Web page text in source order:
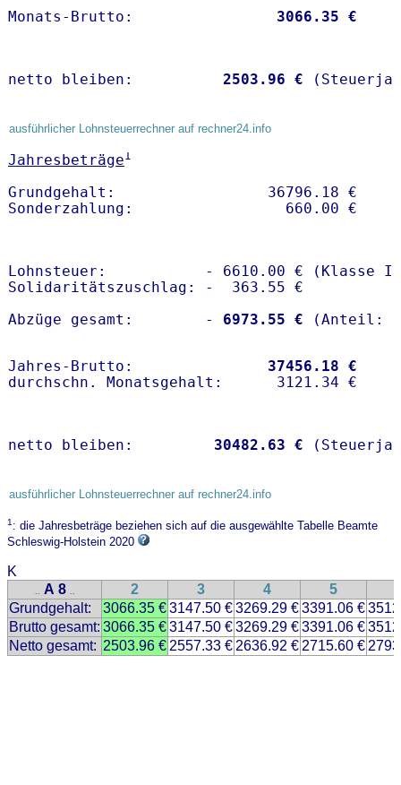
Monats-Brutto: 3066.35 €
netto bleiben: 2503.96 €
ausführlicher Lohnsteuerrechner auf rechner24.info
Jahresbeträge1
Grundgehalt:                 36796.18 €
Lohnsteuer:           - 6610.00 € (Klasse I)
Solidaritätszuschlag: -  363.55 €
Abzüge gesamt:        -
6973.55 €
Jahres-Brutto: 37456.18 €
netto bleiben: 30482.63 €
ausführlicher Lohnsteuerrechner auf rechner24.info
1: die Jahresbeträge beziehen sich auf die ausgewählte Tabelle Beamte
Schleswig-Holstein 2020
K
.. A 8 .. 2 3 4 5
Grundgehalt:
3066.35 €3147.50 €3269.29 €3391.06 €
Brutto gesamt: 3066.35 €3147.50 €3269.29 €3391.06 €
Netto gesamt: 2503.96 € 2557.33 € 2636.92 € 2715.60 €